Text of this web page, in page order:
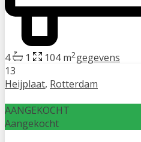
4 1 104 m2gegevens
13
Heijplaat, Rotterdam
AANGEKOCHT
Aangekocht